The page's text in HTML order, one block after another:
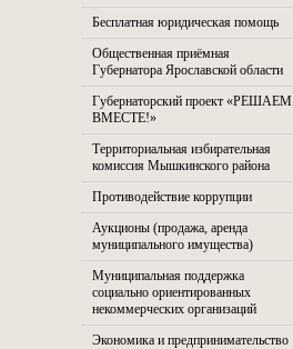
Бесплатная юридическая помощь
Общественная приёмная
Губернатора Ярославской области
Губернаторский проект «РЕШАЕМ
ВМЕСТЕ!»
Территориальная избирательная
комиссия Мышкинского района
Противодействие коррупции
Аукционы (продажа, аренда
муниципального имущества)
Муниципальная поддержка
социально ориентированных
некоммерческих организаций
Экономика и предпринимательство